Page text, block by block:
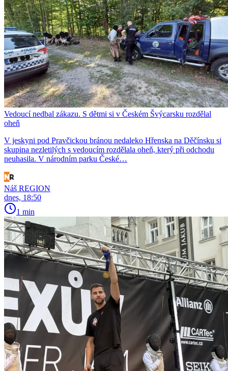
Vedoucí nedbal zákazu. S dětmi si v Českém Švýcarsku rozdělal
oheň
V jeskyni pod Pravčickou bránou nedaleko Hřenska na Děčínsku si
skupina nezletilých s vedoucím rozdělala oheň, který při odchodu
neuhasila. V národním parku České…
Náš REGION
dnes, 18:50
1 min